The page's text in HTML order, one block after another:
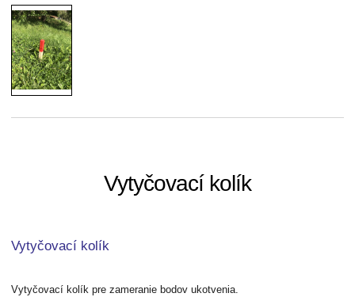
Vytyčovací kolík
Vytyčovací kolík
Vytyčovací kolík pre zameranie bodov ukotvenia.